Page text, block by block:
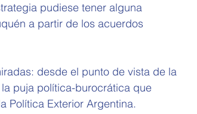
pudiese tener alguna
a partir de los acuerdos
desde el punto de vista de la
puja política-burocrática que
Política Exterior Argentina.